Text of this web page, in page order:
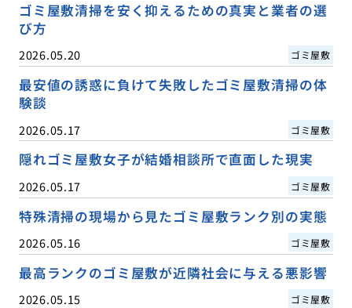
ゴミ屋敷清掃を安く抑えるための真実と業者の選
び方
2026.05.20 ゴミ屋敷
最安値の誘惑に負けて失敗したゴミ屋敷清掃の体
験談
2026.05.17 ゴミ屋敷
隠れゴミ屋敷女子が結婚相談所で直面した現実
2026.05.17 ゴミ屋敷
特殊清掃の現場から見たゴミ屋敷ランク別の実態
2026.05.16 ゴミ屋敷
最高ランクのゴミ屋敷が近隣社会に与える悪影響
2026.05.15 ゴミ屋敷